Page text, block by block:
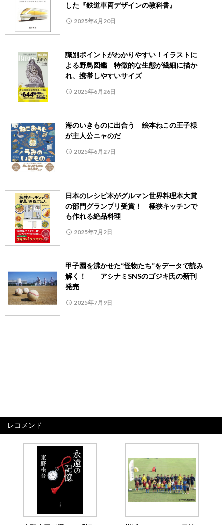
した『鉄道車両デザインの教科書』
2025年6月20日
識別ポイントがわかりやすい！イラストに
よる野鳥図鑑 特徴的な生態が繊細に描か
れ、携帯しやすいサイズ
2025年6月26日
海のいきものに出合う 絵本ねこの王子様
が主人公ニャのだ
2025年6月27日
日本のレシピ本がグルマン世界料理本大賞
の部門グランプリ受賞！ 極狭キッチンで
も作れる絶品料理
2025年7月2日
甲子園を沸かせた“怪物たち”をデータで読み
解く！ アシナミSNSのゴジキ氏の新刊
発売
2025年7月9日
レコメンド